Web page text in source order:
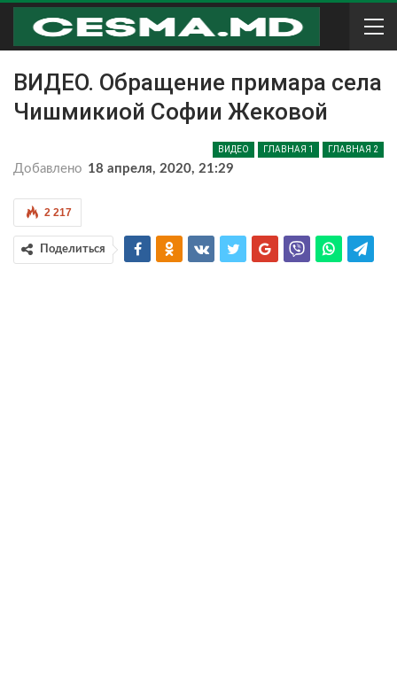
ВИДЕО. Обращение примара села
Чишмикиой Софии Жековой
ВИДЕО ГЛАВНАЯ 1 ГЛАВНАЯ 2
Добавлено 18 апреля, 2020, 21:29
2 217
Поделиться